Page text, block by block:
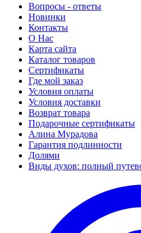
Вопросы - ответы
Новинки
Контакты
О Нас
Карта сайта
Каталог товаров
Сертификаты
Где мой заказ
Условия оплаты
Условия доставки
Возврат товара
Подарочные сертификаты
Алина Мурадова
Гарантия подлинности
Долями
Виды духов: полный